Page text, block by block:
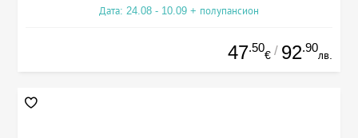
Дата: 24.08 - 10.09 + полупансион
47.50
€ / 92.90
лв.